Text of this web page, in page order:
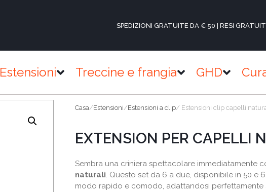
SPEDIZIONI GRATUITE DA € 50 | RESI
Estensioni Treccine e frangia GHD
Casa/Estensioni/Estensioni a clip/ Estensioni clip capelli
EXTENSION PER CAPELLI
Sembra una criniera spettacolare immediatamente
naturali. Questo set da 6 a due, disponibile in 50 e
modo rapido e comodo, adattandosi perfettamente